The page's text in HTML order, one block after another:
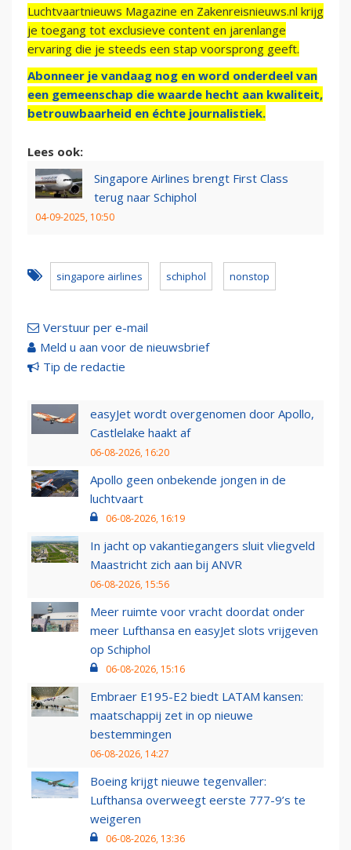
Luchtvaartnieuws Magazine en Zakenreisnieuws.nl krijg
je toegang tot exclusieve content en jarenlange
ervaring die je steeds een stap voorsprong geeft.
Abonneer je vandaag nog en word onderdeel van
een gemeenschap die waarde hecht aan kwaliteit,
betrouwbaarheid en échte journalistiek.
Lees ook:
Singapore Airlines brengt First Class
terug naar Schiphol
04-09-2025, 10:50
singapore airlines schiphol nonstop
Verstuur per e-mail
Meld u aan voor de nieuwsbrief
Tip de redactie
easyJet wordt overgenomen door Apollo,
Castlelake haakt af
06-08-2026, 16:20
Apollo geen onbekende jongen in de
luchtvaart
06-08-2026, 16:19
In jacht op vakantiegangers sluit vliegveld
Maastricht zich aan bij ANVR
06-08-2026, 15:56
Meer ruimte voor vracht doordat onder
meer Lufthansa en easyJet slots vrijgeven
op Schiphol
06-08-2026, 15:16
Embraer E195-E2 biedt LATAM kansen:
maatschappij zet in op nieuwe
bestemmingen
06-08-2026, 14:27
Boeing krijgt nieuwe tegenvaller:
Lufthansa overweegt eerste 777-9’s te
weigeren
06-08-2026, 13:36